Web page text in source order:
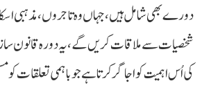
دورے بھی شامل ہیں، جہاں وہ تاجروں، مذہبی
شخصیات سے ملاقات کریں گے، یہ دورہ قانون
کی اُس اہمیت کو اجاگر کرتا ہے جو باہمی تعلقات کو